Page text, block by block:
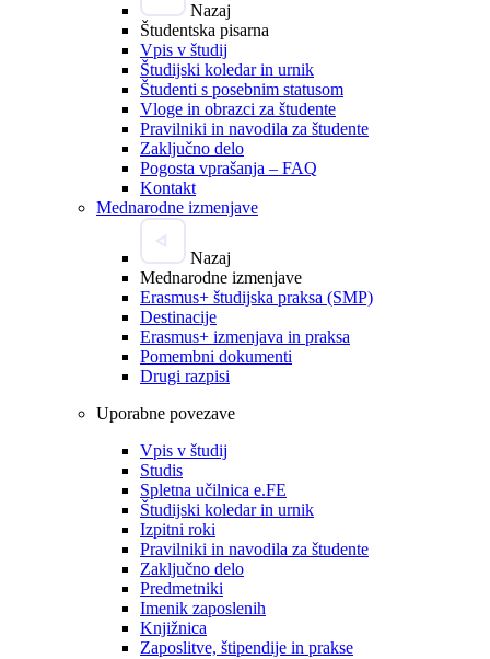
Nazaj
Študentska pisarna
Vpis v študij
Študijski koledar in urnik
Študenti s posebnim statusom
Vloge in obrazci za študente
Pravilniki in navodila za študente
Zaključno delo
Pogosta vprašanja – FAQ
Kontakt
Mednarodne izmenjave
Nazaj
Mednarodne izmenjave
Erasmus+ študijska praksa (SMP)
Destinacije
Erasmus+ izmenjava in praksa
Pomembni dokumenti
Drugi razpisi
Uporabne povezave
Vpis v študij
Studis
Spletna učilnica e.FE
Študijski koledar in urnik
Izpitni roki
Pravilniki in navodila za študente
Zaključno delo
Predmetniki
Imenik zaposlenih
Knjižnica
Zaposlitve, štipendije in prakse